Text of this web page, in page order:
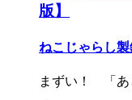
版】
ねこじゃらし
まずい！ 「あ